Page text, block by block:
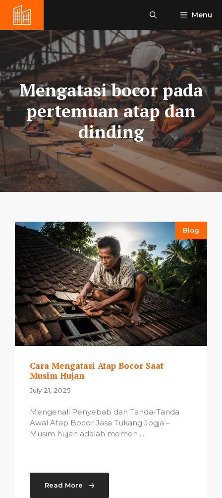
content
Menu
Mengatasi bocor pada
pertemuan atap dan
dinding
Blog
Cara Mengatasi Atap Bocor Saat
Musim Hujan
July 21, 2025
Mengenali Penyebab dan Tanda-Tanda
Awal Atap Bocor Jasa Tukang Jogja –
Musim hujan adalah momen ...
Read More